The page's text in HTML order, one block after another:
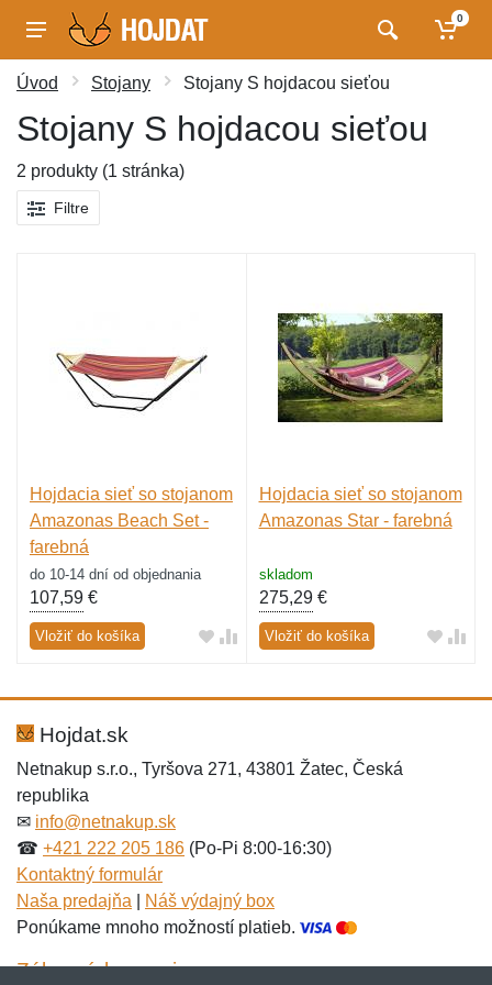
0
Úvod Stojany Stojany S hojdacou sieťou
Stojany S hojdacou sieťou
2 produkty (1 stránka)
Filtre
Hojdacia sieť so stojanom
Amazonas Beach Set -
farebná
do 10-14 dní od objednania
107,59 €
Vložiť do košíka
Hojdacia sieť so stojanom
Amazonas Star - farebná
skladom
275,29€
Vložiť do košíka
Hojdat.sk
Netnakup s.r.o., Tyršova 271, 43801 Žatec, Česká
republika
✉ info@netnakup.sk
☎ +421 222 205 186 (Po-Pi 8:00-16:30)
Kontaktný formulár
Naša predajňa
Náš výdajný box
Ponúkame mnoho možností platieb.
Zákaznícky servis